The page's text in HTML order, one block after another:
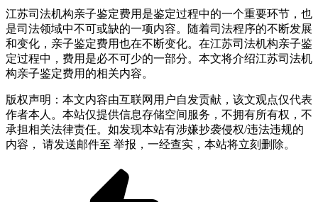
江苏司法机构亲子鉴定费用是鉴定过程中的一个重要环节，也
是司法领域中不可或缺的一项内容。随着司法程序的不断发展
和变化，亲子鉴定费用也在不断变化。在江苏司法机构亲子鉴
定过程中，费用是必不可少的一部分。本文将介绍江苏司法机
构亲子鉴定费用的相关内容。
版权声明：本文内容由互联网用户自发贡献，该文观点仅代表
作者本人。本站仅提供信息存储空间服务，不拥有所有权，不
承担相关法律责任。如发现本站有涉嫌抄袭侵权/违法违规的
内容， 请发送邮件至 举报，一经查实，本站将立刻删除。